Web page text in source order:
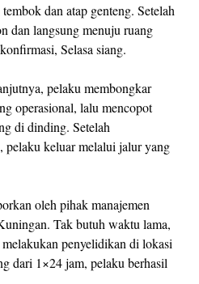
dan atap genteng. Setelah
dan langsung menuju ruang
Selasa siang.
pelaku membongkar
operasional, lalu mencopot
di dinding. Setelah
pelaku keluar melalui jalur yang
oleh pihak manajemen
Tak butuh waktu lama,
penyelidikan di lokasi
dari 1×24 jam, pelaku berhasil